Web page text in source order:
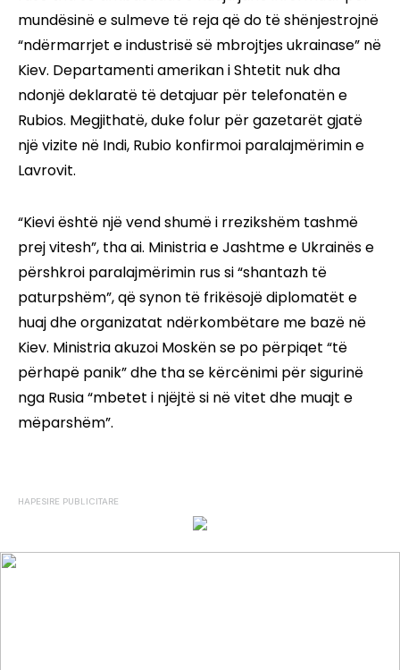
mundësinë e sulmeve të reja që do të shënjestrojnë
“ndërmarrjet e industrisë së mbrojtjes ukrainase” në
Kiev. Departamenti amerikan i Shtetit nuk dha
ndonjë deklaratë të detajuar për telefonatën e
Rubios. Megjithatë, duke folur për gazetarët gjatë
një vizite në Indi, Rubio konfirmoi paralajmërimin e
Lavrovit.
“Kievi është një vend shumë i rrezikshëm tashmë
prej vitesh”, tha ai. Ministria e Jashtme e Ukrainës e
përshkroi paralajmërimin rus si “shantazh të
paturpshëm”, që synon të frikësojë diplomatët e
huaj dhe organizatat ndërkombëtare me bazë në
Kiev. Ministria akuzoi Moskën se po përpiqet “të
përhapë panik” dhe tha se kërcënimi për sigurinë
nga Rusia “mbetet i njëjtë si në vitet dhe muajt e
mëparshëm”.